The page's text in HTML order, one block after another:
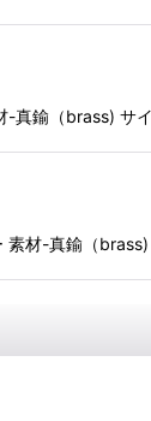
-真鍮（brass) サ
素材-真鍮（